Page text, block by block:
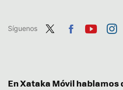
Síguenos
En Xataka Móvil hablamos